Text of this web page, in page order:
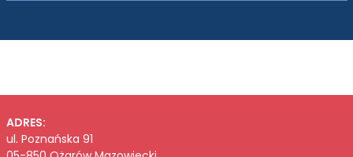
ADRES:
ul. Poznańska 91